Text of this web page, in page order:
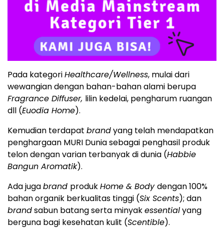
Pada kategoriHealthcare/Wellness, mulai dari
wewangian dengan bahan-bahan alami berupa
Fragrance Diffuser, lilin kedelai, pengharum ruangan
dll (Euodia Home).
Kemudian terdapat brandyang telah mendapatkan
penghargaan MURI Dunia sebagai penghasil produk
telon dengan varian terbanyak di dunia (Habbie
Bangun Aromatik).
Ada jugabrand produkHome & Bodydengan 100%
bahan organik berkualitas tinggi (Six Scents); dan
brandsabun batang serta minyakessentialyang
berguna bagi kesehatan kulit (Scentible).